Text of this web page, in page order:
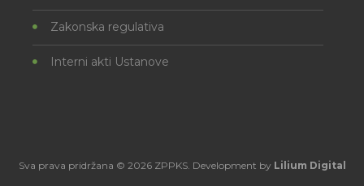
Zakonska regulativa
Interni akti Ustanove
Sva prava pridržana © 2026 ZPPKS. Development byLilium Digital